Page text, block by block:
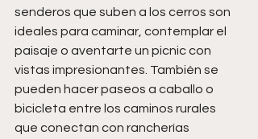
senderos que suben a los cerros son
ideales para caminar, contemplar el
paisaje o aventarte un picnic con
vistas impresionantes. También se
pueden hacer paseos a caballo o
bicicleta entre los caminos rurales
que conectan con rancherías